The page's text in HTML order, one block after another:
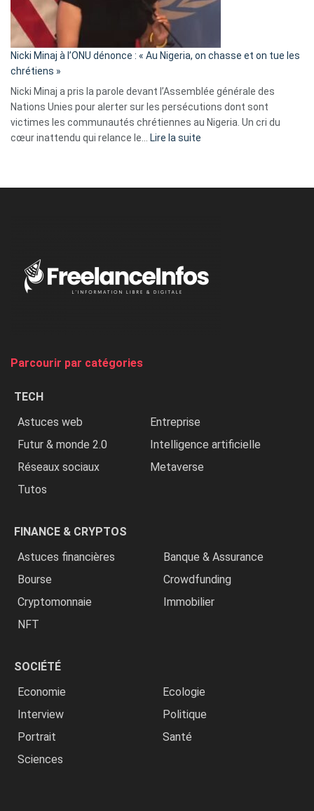
tout
parle
ses
tripes »
Nicki Minaj à l’ONU dénonce : « Au Nigeria, on chasse et on tue les
chrétiens »
Nicki Minaj a pris la parole devant l’Assemblée générale des
Nations Unies pour alerter sur les persécutions dont sont
victimes les communautés chrétiennes au Nigeria. Un cri du
cœur inattendu qui relance le…
Lire la suite
Nigeria,
Parcourir par catégories
TECH
Astuces web
Entreprise
Futur & monde 2.0
Intelligence artificielle
Réseaux sociaux
Metaverse
Tutos
FINANCE & CRYPTOS
Astuces financières
Banque & Assurance
Bourse
Crowdfunding
Cryptomonnaie
Immobilier
NFT
SOCIÉTÉ
Economie
Ecologie
Interview
Politique
Portrait
Santé
Sciences